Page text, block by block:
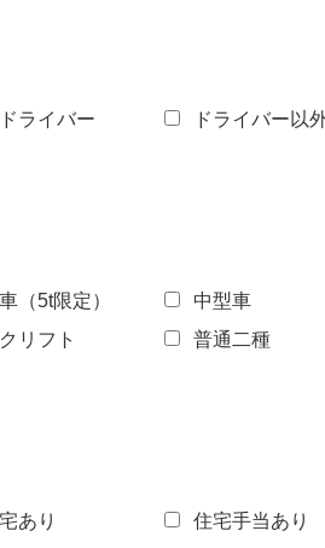
ライバー
ドライバー以
（5t限定）
中型車
リフト
普通二種
あり
住宅手当あり